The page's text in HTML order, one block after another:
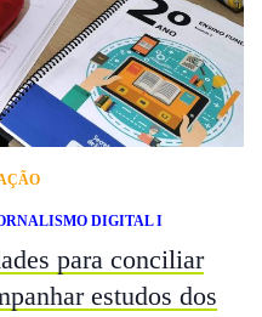
DIGITAL I
para conciliar
estudos dos